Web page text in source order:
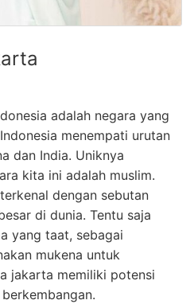
adalah negara yang
menempati urutan
dan India. Uniknya
kita ini adalah muslim.
dengan sebutan
di dunia. Tentu saja
yang taat, sebagai
mukena untuk
jakarta memiliki potensi